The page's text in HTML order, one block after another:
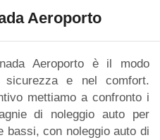
Aeroporto
Aeroporto è il modo
e nel comfort.
mettiamo a confronto i
di noleggio auto per
bassi, con noleggio auto di